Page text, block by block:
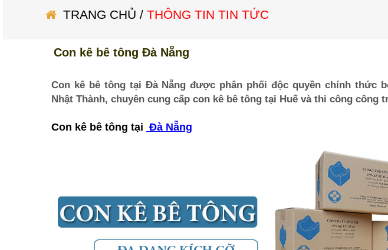
TRANG CHỦ / THÔNG TIN TIN TỨC
Con kê bê tông Đà Nẵng
Con kê bê tông tại Đà Nẵng được phân phối độc quyền chính thức
Nhật Thành, chuyên cung cấp con kê bê tông tại Huế và thi công công
Con kê bê tông tại Đà Nẵng